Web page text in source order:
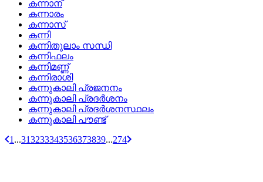
കന്നാന്
കന്നാരം
കന്നാസ്
കന്നി
കന്നിതുലാം സന്ധി
കന്നിഫലം
കന്നിമണ്ണ്
കന്നിരാശി
കന്നുകാലി പ്രജനനം
കന്നുകാലി പ്രദര്‍ശനം
കന്നുകാലി പ്രദര്‍ശനസ്ഥലം
കന്നുകാലി പൗണ്ട്
1 ...313233343536373839...274